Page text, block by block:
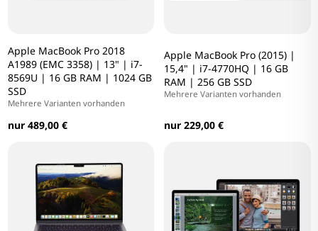
Apple MacBook Pro 2018
A1989 (EMC 3358) | 13" | i7-
8569U | 16 GB RAM | 1024 GB
SSD
Mehrere Varianten vorhanden
nur 489,00 €
Apple MacBook Pro (2015) |
15,4" | i7-4770HQ | 16 GB
RAM | 256 GB SSD
Mehrere Varianten vorhanden
nur 229,00 €